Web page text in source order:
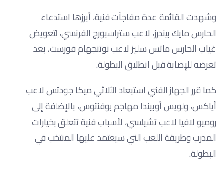
وشهدت القائمة عدة مفاجآت فنية، أبرزها استدعاء
الحارس مايك بيندرز، لاعب ستراسبورج الفرنسي، لتعويض
غياب الحارس ماتس سليز لاعب نوتنجهام فورست، بعد
تعرضه للإصابة قبل انطلاق البطولة.
كما قرر الجهاز الفني استبعاد الثلاثي ميكا جودتس لاعب
أياكس، ولويس أوبيندا مهاجم يوفنتوس، بالإضافة إلى
روميو لافيا لاعب تشيلسي، لأسباب فنية تتعلق بخيارات
المدرب وطريقة اللعب التي سيعتمد عليها المنتخب في
البطولة.